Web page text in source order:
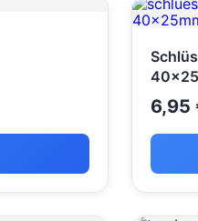
6,95